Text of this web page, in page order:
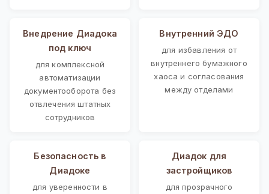
Внедрение Диадока
под ключ
для комплексной
автоматизации
документооборота без
отвлечения штатных
сотрудников
Внутренний ЭДО
для избавления от
внутреннего бумажного
хаоса и согласования
между отделами
Безопасность в
Диадоке
для уверенности в
Диадок для
застройщиков
для прозрачного